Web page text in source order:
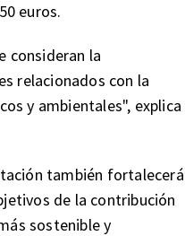
euros.
consideran la
relacionados con la
y ambientales", explica
también fortalecerá
de la contribución
sostenible y